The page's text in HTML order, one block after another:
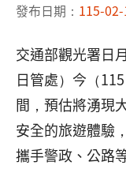
發布日期： 115-
交通部觀光署日
日管處）今（
間，預估將湧現
安全的旅遊體驗
攜手警政、公路